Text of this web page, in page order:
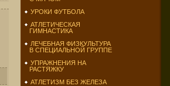
УРОКИ ФУТБОЛА
АТЛЕТИЧЕСКАЯ
ГИМНАСТИКА
ЛЕЧЕБНАЯ ФИЗКУЛЬТУРА
В СПЕЦИАЛЬНОЙ ГРУППЕ
УПРАЖНЕНИЯ НА
РАСТЯЖКУ
АТЛЕТИЗМ БЕЗ ЖЕЛЕЗА